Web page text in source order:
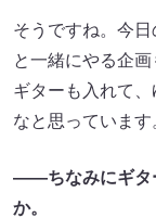
そうですね。今
と一緒にやる企
ギターも入れて
なと思っています
——ちなみにギタ
か。